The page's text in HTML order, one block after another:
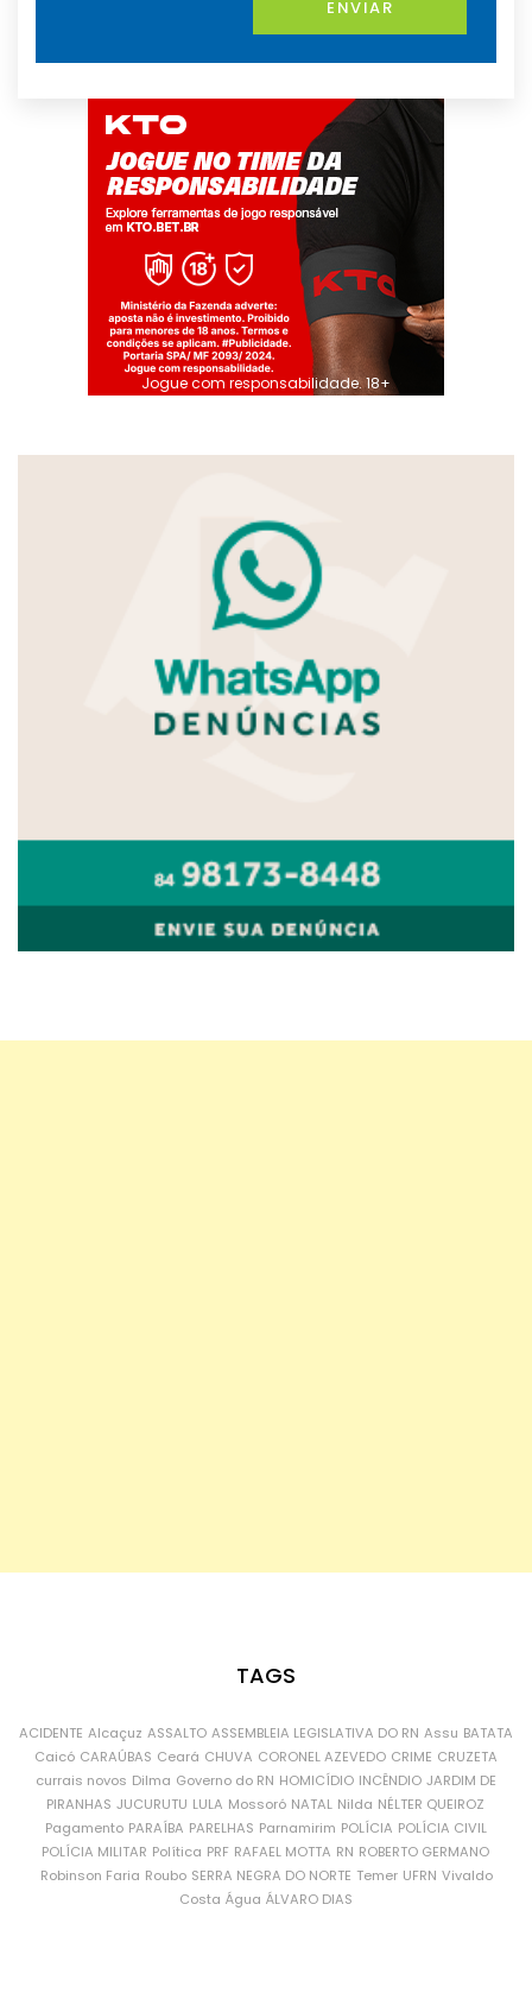
ENVIAR
Jogue com responsabilidade. 18+
TAGS
ACIDENTE Alcaçuz ASSALTO ASSEMBLEIA LEGISLATIVA DO RN Assu BATATA
Caicó CARAÚBAS Ceará CHUVA CORONEL AZEVEDO CRIME CRUZETA
currais novos Dilma Governo do RN HOMICÍDIO INCÊNDIO JARDIM DE
PIRANHAS JUCURUTU LULA Mossoró NATAL Nilda NÉLTER QUEIROZ
Pagamento PARAÍBA PARELHAS Parnamirim POLÍCIA POLÍCIA CIVIL
POLÍCIA MILITAR Política PRF RAFAEL MOTTA RN ROBERTO GERMANO
Robinson Faria Roubo SERRA NEGRA DO NORTE Temer UFRN Vivaldo
Costa Água ÁLVARO DIAS